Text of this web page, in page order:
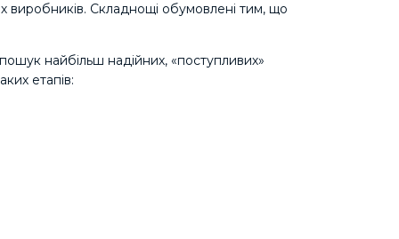
виробників. Складнощі обумовлені тим, що
найбільш надійних, «поступливих»
етапів: